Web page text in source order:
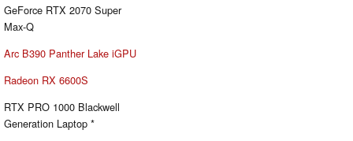
GeForce RTX 2070 Super
Max-Q
Arc B390 Panther Lake iGPU
Radeon RX 6600S
RTX PRO 1000 Blackwell
Generation Laptop *